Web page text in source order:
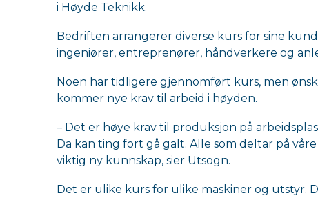
i Høyde Teknikk.
Bedriften arrangerer diverse kurs for sine
ingeniører, entreprenører, håndverkere og
Noen har tidligere gjennomført kurs, men
kommer nye krav til arbeid i høyden.
– Det er høye krav til produksjon på
Da kan ting fort gå galt. Alle som deltar på
viktig ny kunnskap, sier Utsogn.
Det er ulike kurs for ulike maskiner og utstyr.